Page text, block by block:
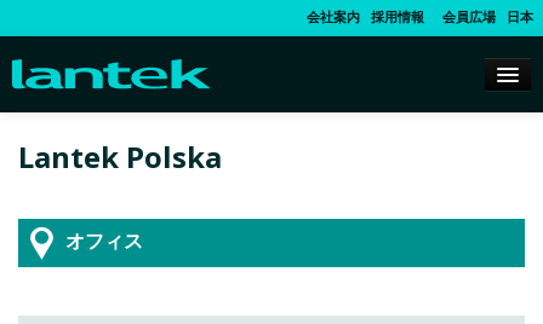
会社案内 採用情報 会員広場 日本
Lantek Polska
オフィス